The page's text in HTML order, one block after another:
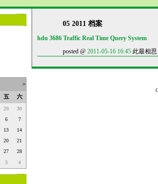
>
五 六
29
30
6
7
13
14
20
21
27
28
3 4
05 2011 档案
hdu 3686 Traffic Real Time Query System
posted @ 2011-05-16 16:45 此最相